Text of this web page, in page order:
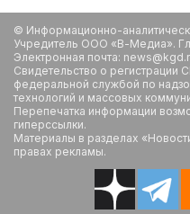
© Информационно-
Учредитель ООО «В-Медиа».
Электронная почта:
Свидетельство о
федеральной службой по
технологий и массовых
Перепечатка информации
гиперссылки.
Материалы в разделах
правах рекламы.